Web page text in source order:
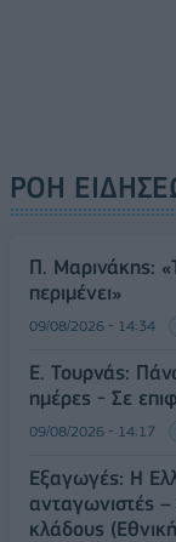
ΡΟΗ
Π. Μαρινάκης:
περιμένει»
09/08/2026 - 14:34
Ε. Τουρνάς:
ημέρες - Σε
09/08/2026 - 14:17
Εξαγωγές: Η
ανταγωνιστές
κλάδους